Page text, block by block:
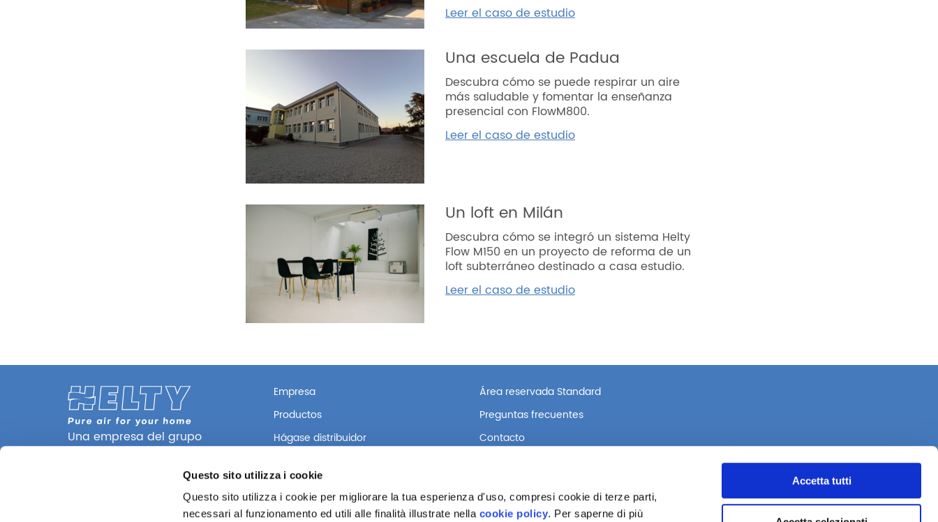
Questo sito utilizza i cookie
Questo sito utilizza i cookie per migliorare la tua esperienza d'uso, compresi cookie di terze parti,
necessari al funzionamento ed utili alle finalità illustrate nella cookie policy. Per saperne di più
Accetta tutti
Leer el caso de estudio
Una escuela de Padua
Descubra cómo se puede respirar un aire
más saludable y fomentar la enseñanza
presencial con FlowM800.
Leer el caso de estudio
Un loft en Milán
Descubra cómo se integró un sistema Helty
Flow M150 en un proyecto de reforma de un
loft subterráneo destinado a casa estudio.
Leer el caso de estudio
Una empresa del grupo
Alpac
36015 Schio (VI) Italy
Tel. +39 0445 16 70 174
Empresa
Productos
Hágase distribuidor
Área reservada Standard
Preguntas frecuentes
Contacto